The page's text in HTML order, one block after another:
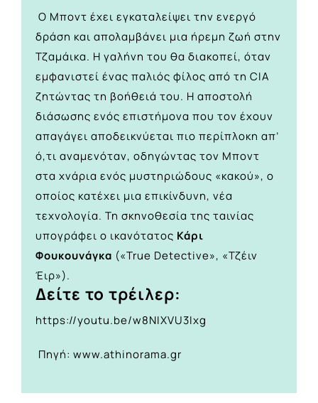
O Μποντ έχει εγκαταλείψει την ενεργό
δράση και απολαμβάνει μια ήρεμη ζωή στην
Τζαμάικα. Η γαλήνη του θα διακοπεί, όταν
εμφανιστεί ένας παλιός φίλος από τη CIA
ζητώντας τη βοήθειά του. Η αποστολή
διάσωσης ενός επιστήμονα που τον έχουν
απαγάγει αποδεικνύεται πιο περίπλοκη απ’
ό,τι αναμενόταν, οδηγώντας τον Μποντ
στα χνάρια ενός μυστηριώδους «κακού», ο
οποίος κατέχει μια επικίνδυνη, νέα
τεχνολογία. Τη σκηνοθεσία της ταινίας
υπογράφει ο ικανότατος Κάρι
Φουκουνάγκα («True Detective», «Τζέιν
Έιρ»).
Δείτε το τρέιλερ:
https://youtu.be/w8NIXVU3Ixg
Πηγή: www.athinorama.gr